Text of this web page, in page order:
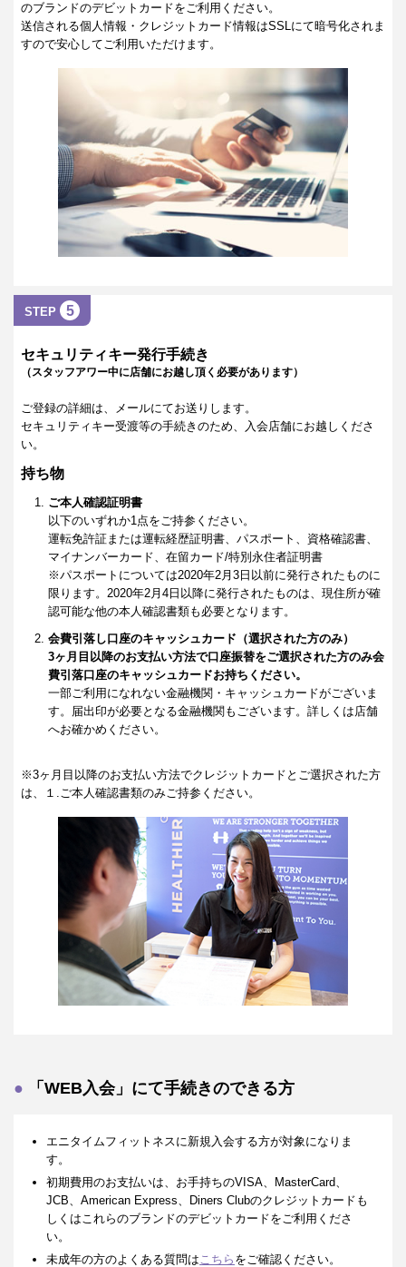
のブランドのデビットカードをご利用ください。
送信される個人情報・クレジットカード情報はSSLにて暗号化されま
すので安心してご利用いただけます。
STEP 5
セキュリティキー発行手続き
（スタッフアワー中に店舗にお越し頂く必要があります）
ご登録の詳細は、メールにてお送りします。
セキュリティキー受渡等の手続きのため、入会店舗にお越しくださ
い。
持ち物
ご本人確認証明書
以下のいずれか1点をご持参ください。
運転免許証または運転経歴証明書、パスポート、資格確認書、
マイナンバーカード、在留カード/特別永住者証明書
※パスポートについては2020年2月3日以前に発行されたものに
限ります。2020年2月4日以降に発行されたものは、現住所が確
認可能な他の本人確認書類も必要となります。
会費引落し口座のキャッシュカード（選択された方のみ）
3ヶ月目以降のお支払い方法で口座振替をご選択された方のみ会
費引落口座のキャッシュカードお持ちください。
一部ご利用になれない金融機関・キャッシュカードがございま
す。届出印が必要となる金融機関もございます。詳しくは店舗
へお確かめください。
※3ヶ月目以降のお支払い方法でクレジットカードとご選択された方
は、１.ご本人確認書類のみご持参ください。
「WEB入会」にて手続きのできる方
エニタイムフィットネスに新規入会する方が対象になりま
す。
初期費用のお支払いは、お手持ちのVISA、MasterCard、
JCB、American Express、Diners Clubのクレジットカードも
しくはこれらのブランドのデビットカードをご利用くださ
い。
未成年の方のよくある質問はこちら をご確認ください。